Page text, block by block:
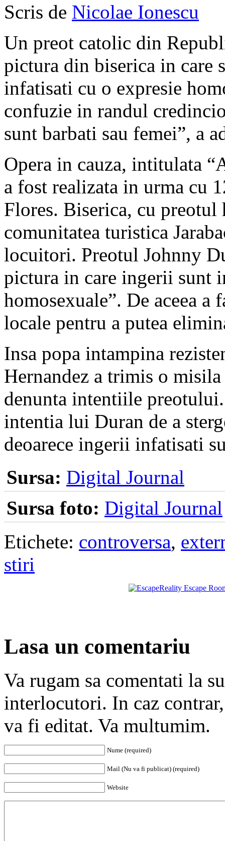
Scris de Nicolae Ionescu
Un preot catolic din
pictura din biserica in care
infatisati cu o expresie
confuzie in randul
sunt barbati sau femei”, a
Opera in cauza, intitulata
a fost realizata in urma cu
Flores. Biserica, cu
comunitatea turistica
locuitori. Preotul Johnny
pictura in care ingerii sunt
homosexuale”. De aceea
locale pentru a putea
Insa popa intampina
Hernandez a trimis o
denunta intentiile
intentia lui Duran de a
deoarece ingerii infatisati
Sursa: Digital Journal
Sursa foto: Digital Journal
Etichete: controversa,
stiri
Lasa un comentariu
Va rugam sa comentati la
interlocutori. In caz
va fi editat. Va multumim.
Nume (required)
Mail (Nu va fi publicat) (required)
Website